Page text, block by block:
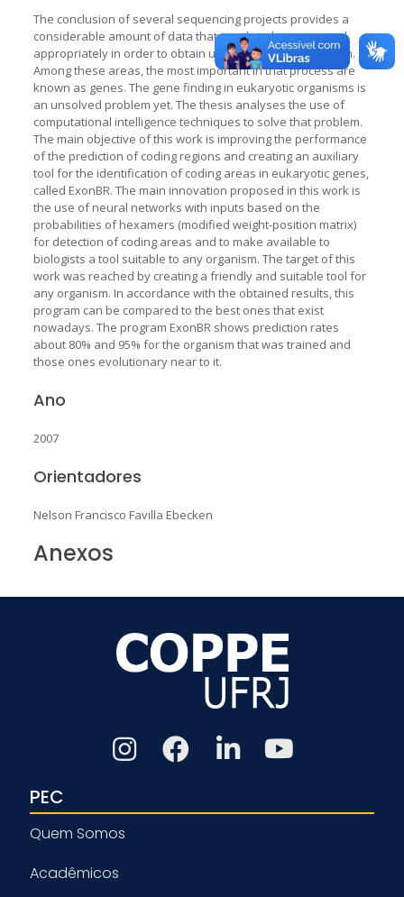
The conclusion of several sequencing projects provides a
considerable amount of data that needs to be processed
appropriately in order to obtain useful genetic information.
Among these areas, the most important in that process are
known as genes. The gene finding in eukaryotic organisms is
an unsolved problem yet. The thesis analyses the use of
computational intelligence techniques to solve that problem.
The main objective of this work is improving the performance
of the prediction of coding regions and creating an auxiliary
tool for the identification of coding areas in eukaryotic genes,
called ExonBR. The main innovation proposed in this work is
the use of neural networks with inputs based on the
probabilities of hexamers (modified weight-position matrix)
for detection of coding areas and to make available to
biologists a tool suitable to any organism. The target of this
work was reached by creating a friendly and suitable tool for
any organism. In accordance with the obtained results, this
program can be compared to the best ones that exist
nowadays. The program ExonBR shows prediction rates
about 80% and 95% for the organism that was trained and
those ones evolutionary near to it.
Ano
2007
Orientadores
Nelson Francisco Favilla Ebecken
Anexos
PEC
Quem Somos
Acadêmicos